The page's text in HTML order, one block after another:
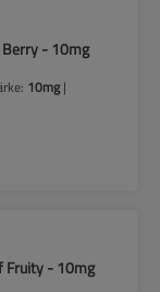
- 10mg
10mg|
Fruity - 10mg